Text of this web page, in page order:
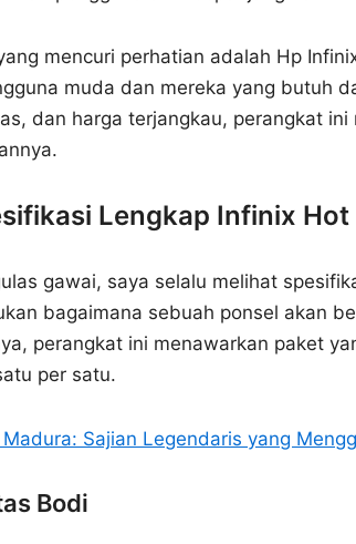
mencuri perhatian adalah Hp
muda dan mereka yang butuh
dan harga terjangkau, perangkat
Lengkap Infinix Hot
gawai, saya selalu melihat
bagaimana sebuah ponsel akan
perangkat ini menawarkan paket
per satu.
Sajian Legendaris yang
Bodi